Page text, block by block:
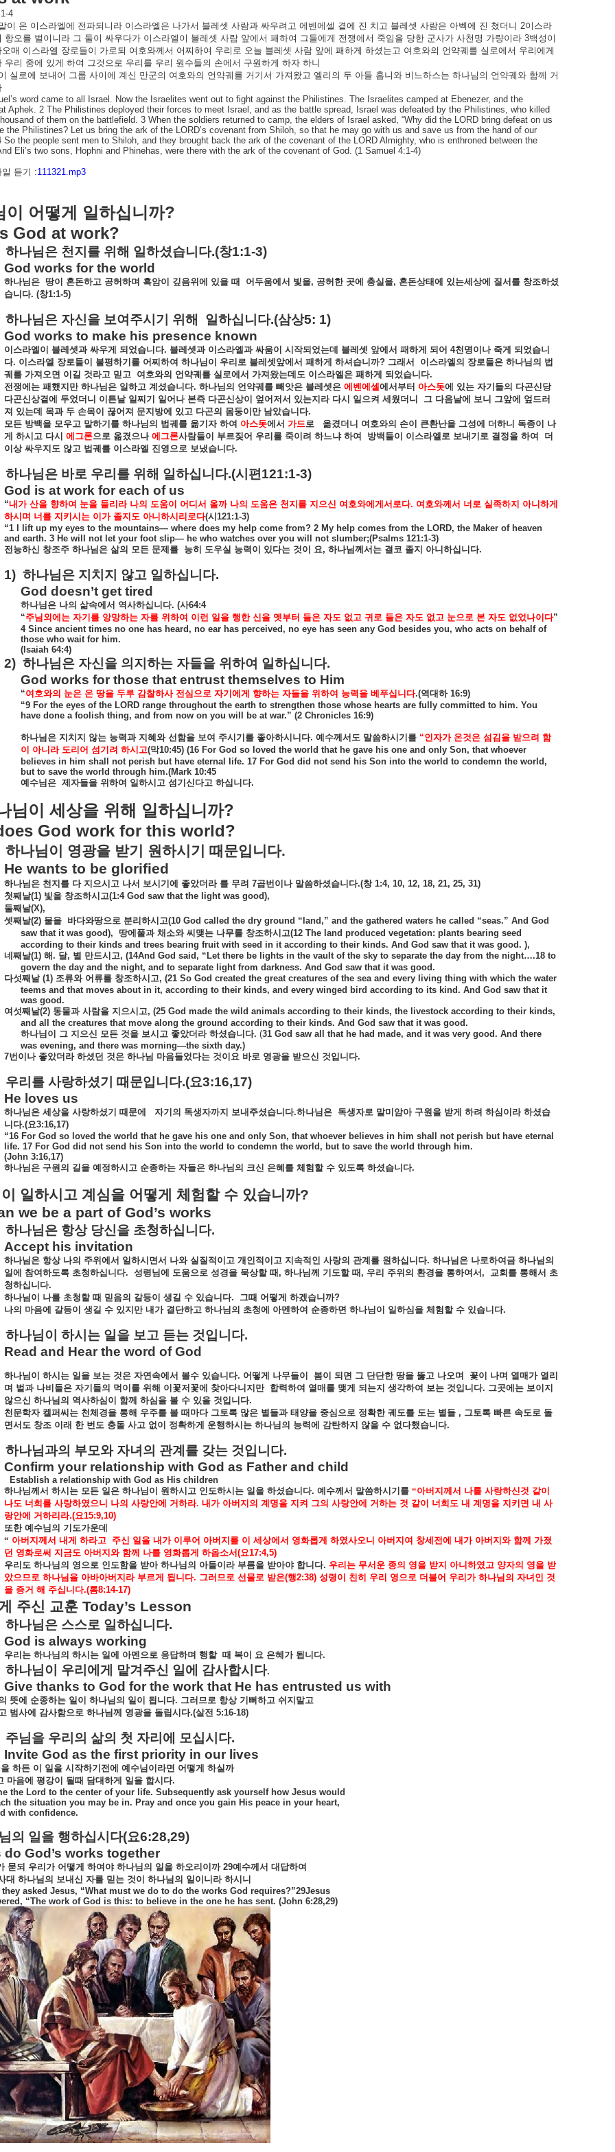
4
이 온 이스라엘에 전파되니라 이스라엘은 나가서 블레셋 사람과 싸우려고 에벤에셀 곁에 진 치고 블레셋 사람은 아벡에 진 쳤더니 2이스라
항오를 벌이니라 그 둘이 싸우다가 이스라엘이 블레셋 사람 앞에서 패하여 그들에게 전쟁에서 죽임을 당한 군사가 사천명 가량이라 3백성이
매 이스라엘 장로들이 가로되 여호와께서 어찌하여 우리로 오늘 블레셋 사람 앞에 패하게 하셨는고 여호와의 언약궤를 실로에서 우리에게
우리 중에 있게 하여 그것으로 우리를 우리 원수들의 손에서 구원하게 하자 하니
실로에 보내어 그룹 사이에 계신 만군의 여호와의 언약궤를 거기서 가져왔고 엘리의 두 아들 홉니와 비느하스는 하나님의 언약궤와 함께 거
word came to all Israel. Now the Israelites went out to fight against the Philistines. The Israelites camped at Ebenezer, and the
Aphek. 2 The Philistines deployed their forces to meet Israel, and as the battle spread, Israel was defeated by the Philistines, who killed
of them on the battlefield. 3 When the soldiers returned to camp, the elders of Israel asked, “Why did the LORD bring defeat on us
the Philistines? Let us bring the ark of the LORD’s covenant from Shiloh, so that he may go with us and save us from the hand of our
So the people sent men to Shiloh, and they brought back the ark of the covenant of the LORD Almighty, who is enthroned between the
Eli’s two sons, Hophni and Phinehas, were there with the ark of the covenant of God. (1 Samuel 4:1-4)
듣기 :111321.mp3
어떻게 일하십니까?
God at work?
하나님은 천지를 위해 일하셨습니다.(창1:1-3)
God works for the world
하나님은 땅이 혼돈하고 공허하며 흑암이 깊음위에 있을 때 어두움에서 빛을, 공허한 곳에 충실을, 혼돈상태에 있는세상에 질서를 창조하셨
습니다. (창1:1-5)
하나님은 자신을 보여주시기 위해 일하십니다.(삼상5: 1)
God works to make his presence known
이스라엘이 블레셋과 싸우게 되었습니다. 블레셋과 이스라엘과 싸움이 시작되었는데 블레셋 앞에서 패하게 되어 4천명이나 죽게
되었습니
다. 이스라엘 장로들이 불평하기를 어찌하여 하나님이 우리로 블레셋앞에서 패하게 하셔습니까? 그래서 이스라엘의 장로들은 하나님의 법
궤를 가져오면 이길 것라고 믿고 여호와의 언약궤를 실로에서 가져왔는데도 이스라엘은 패하게 되었습니다.
전쟁에는 패했지만 하나님은 일하고 계셨습니다. 하나님의 언약궤를 빼앗은 블레셋은 에벤에셀에서부터 아스돗에 있는 자기들의 다곤신당
다곤신상곁에
두었더니 이튼날 일찌기 일어나 본즉 다곤신상이 엎어저서 있는지라 다시 일으켜 세웠더니 그 다음날에 보니 그앞에
엎드러
져 있는데 목과 두 손목이 끊어져 문지방에 있고 다곤의 몸둥이만 남았습니다.
모든 방백을 모우고 말하기를 하나님의 법궤를 옮기자 하여 아스돗에서 가드로 옮겼더니 여호와의 손이 큰환난을 그성에 더하니 독종이
나
게 하시고 다시 에그론으로 옮겼으나 에그론사람들이 부르짖어 우리를 죽이려 하느냐 하여 방백들이 이스라엘로 보내기로 결정을 하여
더
이상 싸우지도 않고 법궤를 이스라엘 진영으로 보냈습니다.
하나님은 바로 우리를 위해 일하십니다.(시편 121:1-3)
God is at work for each of us
“내가 산을 향하여 눈을 들리라 나의 도움이 어디서 올까 나의 도움은 천지를 지으신 여호와에게서로다. 여호와께서 너로 실족하지 아니하게
하시며 너를 지키시는 이가 졸지도 아니하시리로다(시 121:1-3)
“1 I lift up my eyes to the mountains— where does my help come from? 2 My help comes from the LORD, the Maker of heaven
and earth. 3 He will not let your foot slip— he who watches over you will not slumber;(Psalms 121:1-3)
전능하신 창조주 하나님은 삶의 모든 문제를 능히 도우실 능력이 있다는 것이 요, 하나님께서는 결코 졸지 아니하십니다.
1) 하나님은 지치지 않고 일하십니다.
God doesn’t get tired
하나님은 나의 삶속에서 역사하십니다. (사64:4
“주님외에는 자기를 앙망하는 자를 위하여 이런 일을 행한 신을 옛부터 들은 자도 없고 귀로 들은 자도 없고 눈으로 본 자도 없었나이다”
4 Since ancient times no one has heard, no ear has perceived, no eye has seen any God besides you, who acts on behalf of
those who wait for him.
(Isaiah 64:4)
2) 하나님은 자신을 의지하는 자들을 위하여 일하십니다.
God works for those that entrust themselves to Him
“여호와의 눈은 온 땅을 두루 감찰하사 전심으로 자기에게 향하는 자들을 위하여 능력을 베푸십니다.(역대하 16:9)
“9 For the eyes of the LORD range throughout the earth to strengthen those whose hearts are fully committed to him. You
have done a foolish thing, and from now on you will be at war.” (2 Chronicles 16:9)
하나님은 지치지 않는 능력과 지혜와 선함을 보여 주시기를 좋아하시니다. 예수께서도 말씀하시기를 “인자가 온것은 섬김을 받으려 함
이
아니라 도리어 섬기려 하시고(막10:45) (16 For God so loved the world that he gave his one and only Son, that whoever
believes in him shall not perish but have eternal life. 17 For God did not send his Son into the world to condemn the world,
but to save the world through him.(Mark 10:45
예수님은 제자들을 위하여 일하시고 섬기신다고 하십니다.
님이 세상을 위해 일하십니까?
God work for this world?
하나님이 영광을 받기 원하시기 때문입니다.
He wants to be glorified
하나님은 천지를 다 지으시고 나서 보시기에 좋았더라 를 무려 7곱번이나 말씀하셨습니다.(창 1:4, 10, 12, 18, 21, 25, 31)
첫째날(1) 빛을 창조하시고(1:4 God saw that the light was good),
둘째날(X),
셋째날(2) 물을 바다와땅으로 분리하시고(10 God called the dry ground “land,” and the gathered waters he called “seas.” And God
saw that it was good), 땅에풀과 채소와 씨맺는 나무를 창조하시고(12 The land produced vegetation: plants bearing seed
according to their kinds and trees bearing fruit with seed in it according to their kinds. And God saw that it was good. ),
네째날(1) 해. 달, 별 만드시고, (14And God said, “Let there be lights in the vault of the sky to separate the day from the night….18 to
govern the day and the night, and to separate light from darkness. And God saw that it was good.
다섯째날(1) 조류와 어류를 창조하시고, (21 So God created the great creatures of the sea and every living thing with which the water
teems and that moves about in it, according to their kinds, and every winged bird according to its kind. And God saw that it
was good.
여섯째날(2) 동물과 사람을 지으시고, (25 God made the wild animals according to their kinds, the livestock according to their kinds,
and all the creatures that move along the ground according to their kinds. And God saw that it was good.
하나님이
그 지으신 모든 것을 보시고 좋았더라 하셨습니다. (31 God saw all that he had made, and it was very good. And there
was evening, and there was morning—the sixth day.)
7번이나 좋았더라 하셨던 것은 하나님 마음들었다는 것이요 바로 영광을 받으신 것입니다.
우리를 사랑하셨기 때문입니다.(요3:16,17)
He loves us
하나님은 세상을 사랑하셨기 때문에 자기의 독생자까지 보내주셨습니다.하나님은 독생자로 말미암아 구원을 받게 하려 하심이라 하셨습
니다.(요3:16,17)
“16 For God so loved the world that he gave his one and only Son, that whoever believes in him shall not perish but have eternal
life. 17 For God did not send his Son into the world to condemn the world, but to save the world through him.
(John 3:16,17)
하나님은 구원의 길을 예정하시고 순종하는 자들은 하나님의 크신 은혜를 체험할 수 있도록 하셨습니다.
일하시고 계심을 어떻게 체험할 수 있습니까?
we be a part of God’s works
하나님은 항상 당신을 초청하십니다.
Accept his invitation
하나님은 항상 나의 주위에서 일하시면서 나와 실질적이고 개인적이고 지속적인 사랑의 관계를 원하십니다. 하나님은 나로하여금 하나님의
일에
참여하도록 초청하십니다. 성령님에 도움으로 성경을 묵상할 때 , 하나님께 기도할 때 , 우리 주위의 환경을 통하여서 , 교회를 통해서 초
청하십니다.
하나님이
나를 초청할 때 믿음의 갈등이 생길 수 있습니다. 그때 어떻게 하겠습니까?
나의 마음에 갈등이 생길 수 있지만 내가 결단하고 하나님의 초청에 아멘하여 순종하면 하나님이 일하심을 체험할 수 있습니다.
하나님이 하시는 일을 보고 듣는 것입니다.
Read and Hear the word of God
하나님이 하시는 일을 보는 것은 자연속에서 볼수 있습니다. 어떻게 나무들이 봄이 되면 그 단단한 땅을 뚫고 나오며 꽃이 나며 열매가 열리
며 벌과 나비들은 자기들의 먹이를 위해 이꽃저꽃에 찾아다니지만 합력하여 열매를 맺게 되는지 생각하여 보는 것입니다. 그곳에는 보이지
않으신 하나님의 역사하심이 함께 하심을 볼 수 있을 것입니다.
천문학자 켈퍼씨는 천체경을 통해 우주를 볼 때마다 그토록 많은 별들과 태양을 중심으로 정확한 궤도를 도는 별들 , 그토록 빠른 속도로 돌
면서도 창조 이래 한 번도 충돌 사고 없이 정확하게 운행하시는 하나님의 능력에 감탄하지 않을 수 없다했습니다.
하나님과의 부모와 자녀의 관계를 갖는 것입니다.
Confirm your relationship with God as Father and child
Establish a relationship with God as His children
하나님께서 하시는 모든 일은 하나님이 원하시고 인도하시는 일을 하셨습니다. 예수께서 말씀하시기를 “아버지께서 나를 사랑하신것 같이
나도 너희를 사랑하였으니 나의 사랑안에 거하라. 내가 아버지의 계명을 지켜 그의 사랑안에 거하는 것 같이 너희도 내 계명을 지키면 내 사
랑안에 거하리라.(요15:9,10)
또한 예수님의 기도가운데
“ 아버지께서 내게 하라고 주신 일을 내가 이루어 아버지를 이 세상에서 영화롭게 하였사오니 아버지여 창세전에 내가 아버지와 함께 가졌
던 영화로써 지금도 아버지와 함께 나를 영화롭게 하옵소서 (요17:4,5)
우리도 하나님의 영으로 인도함을 받아 하나님의 아들이라 부름을 받아야 합니다. 우리는 무서운 종의 영을 받지 아니하였고 양자의 영을 받
았으므로 하나님을 아바아버지라 부르게 됩니다. 그러므로 선물로 받은(행2:38) 성령이 친히 우리 영으로 더불어 우리가 하나님의 자녀인 것
을 증거 해 주십니다.(롬8:14-17)
주신 교훈 Today’s Lesson
하나님은 스스로 일하십니다.
God is always working
우리는 하나님의 하시는 일에 아멘으로 응답하며 행할 때 복이 요 은혜가 됩니다.
하나님이 우리에게 맡겨주신 일에 감사합시다.
Give thanks to God for the work that He has entrusted us with
뜻에 순종하는 일이 하나님의 일이 됩니다. 그러므로 항상 기뻐하고 쉬지말고
범사에 감사함으로 하나님께 영광을 돌립시다.(살전 5:16-18)
주님을 우리의 삶의 첫 자리에 모십시다.
Invite God as the first priority in our lives
하든 이 일을 시작하기전에 예수님이라면 어떻게 하실까
마음에 평강이 될때 담대하게 일을 합시다.
the Lord to the center of your life. Subsequently ask yourself how Jesus would
the situation you may be in. Pray and once you gain His peace in your heart,
with confidence.
의 일을 행하십시다(요6:28,29)
do God’s works together
묻되 우리가 어떻게 하여야 하나님의 일을 하오리이까29예수께서 대답하여
대 하나님의 보내신 자를 믿는 것이 하나님의 일이니라 하시니
they asked Jesus, “What must we do to do the works God requires?”29Jesus
“The work of God is this: to believe in the one he has sent. (John 6:28,29)